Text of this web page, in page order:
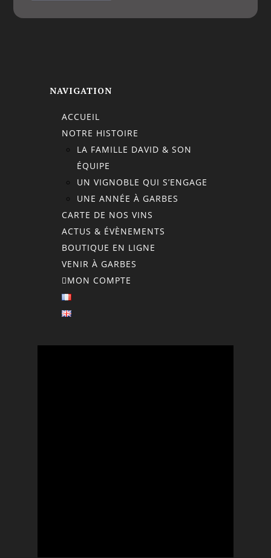
NAVIGATION
ACCUEIL
NOTRE HISTOIRE
LA FAMILLE DAVID & SON
ÉQUIPE
UN VIGNOBLE QUI S’ENGAGE
UNE ANNÉE À GARBES
CARTE DE NOS VINS
ACTUS & ÉVÈNEMENTS
BOUTIQUE EN LIGNE
VENIR À GARBES
MON COMPTE